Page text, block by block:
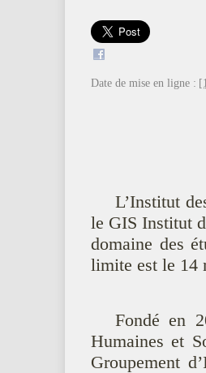
Date de mise en ligne :
L’Institut
le GIS Institut
domaine des
limite est le 14
Fondé en
Humaines et
Groupement